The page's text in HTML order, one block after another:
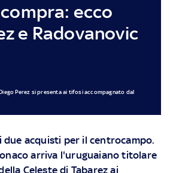
ecco
e Radovanovic
Perez si presenta ai tifosi accompagnato dal
due acquisti per il centrocampo.
arriva l'uruguaiano titolare
Celeste di Tabarez ai